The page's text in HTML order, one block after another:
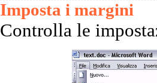
Imposta i margini
Controlla le